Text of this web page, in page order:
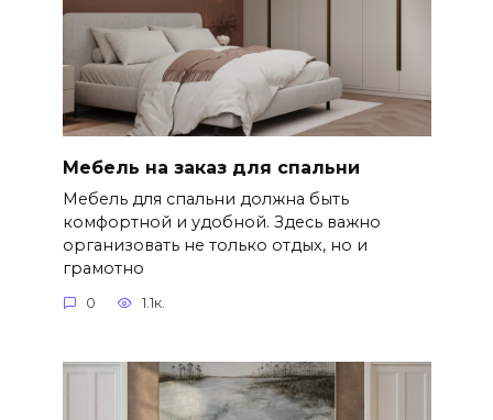
Мебель на заказ для спальни
Мебель для спальни должна быть
комфортной и удобной. Здесь важно
организовать не только отдых, но и
грамотно
0 1.1к.